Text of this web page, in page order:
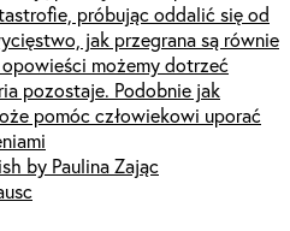
próbując oddalić się od
jak przegrana są równie
możemy dotrzeć
pozostaje. Podobnie jak
pomóc człowiekowi uporać
by Paulina Zając